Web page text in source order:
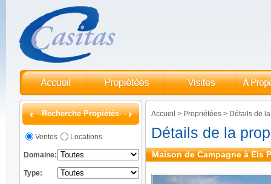
Recherche Propiétés
Ventes Locations
Domaine:
Type:
Accueil > Propriétées > Détails de
Détails de la
Maison de Campagne à Els